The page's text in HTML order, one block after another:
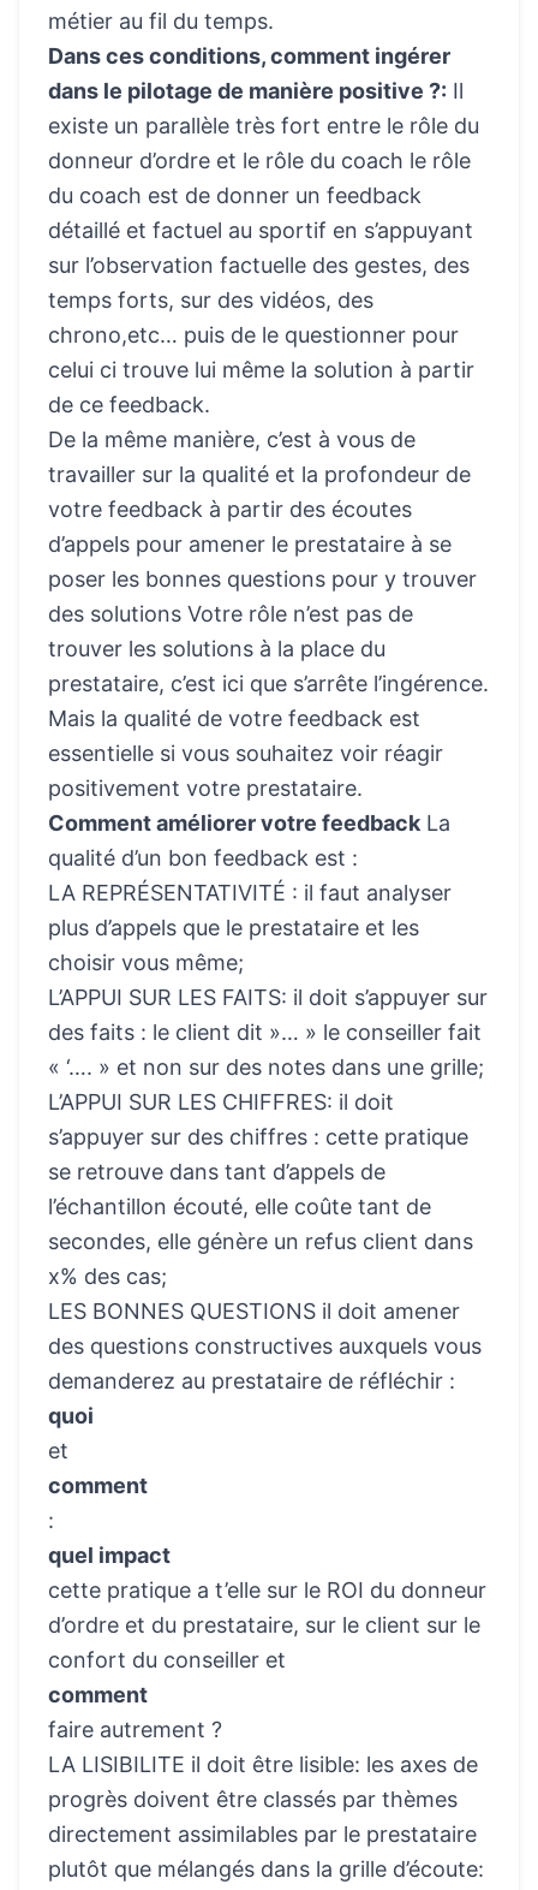
métier au fil du temps.
Dans ces conditions, comment ingérer
dans le pilotage de manière positive ?: Il
existe un parallèle très fort entre le rôle du
donneur d’ordre et le rôle du coach le rôle
du coach est de donner un feedback
détaillé et factuel au sportif en s’appuyant
sur l’observation factuelle des gestes, des
temps forts, sur des vidéos, des
chrono,etc… puis de le questionner pour
celui ci trouve lui même la solution à partir
de ce feedback.
De la même manière, c’est à vous de
travailler sur la qualité et la profondeur de
votre feedback à partir des écoutes
d’appels pour amener le prestataire à se
poser les bonnes questions pour y trouver
des solutions Votre rôle n’est pas de
trouver les solutions à la place du
prestataire, c’est ici que s’arrête l’ingérence.
Mais la qualité de votre feedback est
essentielle si vous souhaitez voir réagir
positivement votre prestataire.
Comment améliorer votre feedbackLa
qualité d’un bon feedback est :
LA REPRÉSENTATIVITÉ : il faut analyser
plus d’appels que le prestataire et les
choisir vous même;
L’APPUI SUR LES FAITS: il doit s’appuyer sur
des faits : le client dit »… » le conseiller fait
« ‘…. » et non sur des notes dans une grille;
L’APPUI SUR LES CHIFFRES: il doit
s’appuyer sur des chiffres : cette pratique
se retrouve dans tant d’appels de
l’échantillon écouté, elle coûte tant de
secondes, elle génère un refus client dans
x% des cas;
LES BONNES QUESTIONS il doit amener
des questions constructives auxquels vous
demanderez au prestataire de réfléchir :
quoi
et
comment
:
quel impact
cette pratique a t’elle sur le ROI du donneur
d’ordre et du prestataire, sur le client sur le
confort du conseiller et
comment
faire autrement ?
LA LISIBILITE il doit être lisible: les axes de
progrès doivent être classés par thèmes
directement assimilables par le prestataire
plutôt que mélangés dans la grille d’écoute: